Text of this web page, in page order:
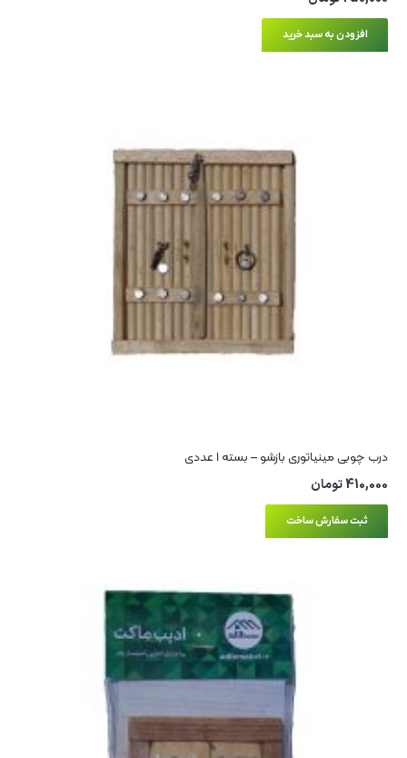
افزودن به سبد خرید
درب چوبی مینیاتوری بازشو – بسته 1 عددی
410,000تومان
ثبت سفارش ساخت